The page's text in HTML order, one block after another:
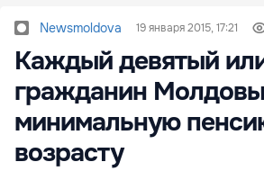
Newsmoldova 19 января 2015, 17:21
Каждый девятый
гражданин
минимальную
возрасту